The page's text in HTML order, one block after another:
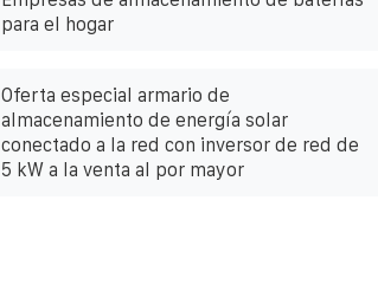
para el hogar
Oferta especial armario de
almacenamiento de energía solar
conectado a la red con inversor de red de
5 kW a la venta al por mayor